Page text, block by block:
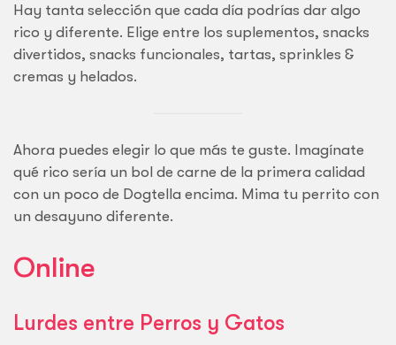
Hay tanta selección que cada día podrías dar algo
rico y diferente. Elige entre los suplementos, snacks
divertidos, snacks funcionales, tartas, sprinkles &
cremas y helados.
Ahora puedes elegir lo que más te guste. Imagínate
qué rico sería un bol de carne de la primera calidad
con un poco de Dogtella encima. Mima tu perrito con
un desayuno diferente.
Online
Lurdes entre Perros y Gatos